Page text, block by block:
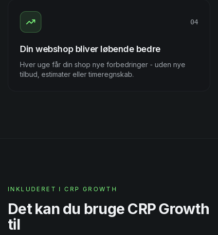
04
Din webshop bliver løbende bedre
Hver uge får din shop nye forbedringer - uden nye
tilbud, estimater eller timeregnskab.
INKLUDERET I CRP GROWTH
Det kan du bruge CRP Growth
til